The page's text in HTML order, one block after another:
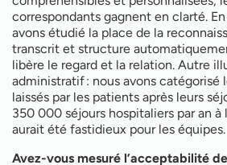
correspondants gagnent en clarté.
avons étudié la place de la
transcrit et structure
libère le regard et la relation. Autre
administratif : nous avons catégorisé
laissés par les patients après leurs
350 000 séjours hospitaliers par an à
aurait été fastidieux pour les équipes.
Avez-vous mesuré l’acceptabilité